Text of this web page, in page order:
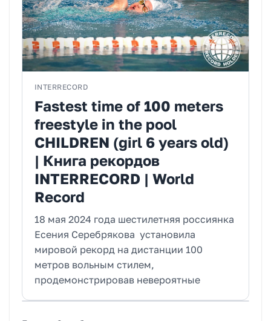
INTERRECORD
Fastest time of 100 meters
freestyle in the pool
CHILDREN (girl 6 years old)
| Книга рекордов
INTERRECORD | World
Record
18 мая 2024 года шестилетняя россиянка
Есения Серебрякова установила
мировой рекорд на дистанции 100
метров вольным стилем,
продемонстрировав невероятные